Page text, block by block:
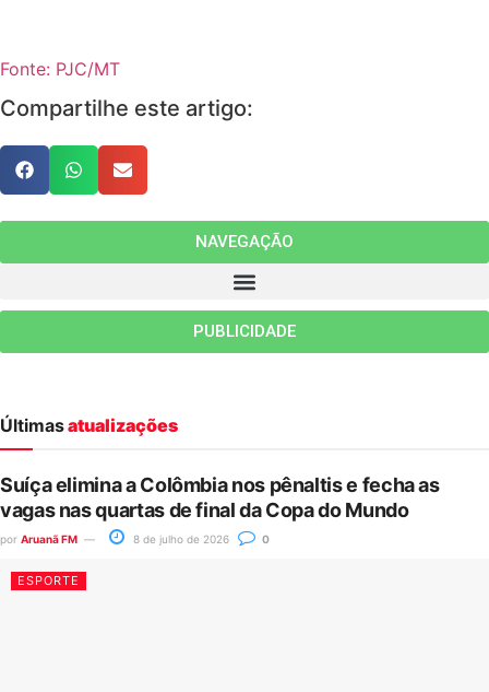
Fonte: PJC/MT
Compartilhe este artigo:
NAVEGAÇÃO
PUBLICIDADE
Últimasatualizações
Suíça elimina a Colômbia nos pênaltis e fecha as
vagas nas quartas de final da Copa do Mundo
por Aruanã FM 8 de julho de 2026 0
ESPORTE